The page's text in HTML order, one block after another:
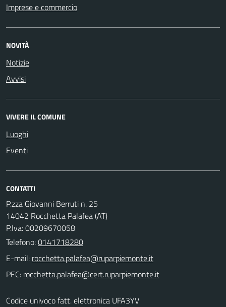
Imprese e commercio
NOVITÀ
Notizie
Avvisi
VIVERE IL COMUNE
Luoghi
Eventi
CONTATTI
P.zza Giovanni Berruti n. 25
14042 Rocchetta Palafea (AT)
P.Iva: 00209670058
Telefono:0141718280
E-mail:
PEC:
Codice univoco fatt. elettronica UFA3YV